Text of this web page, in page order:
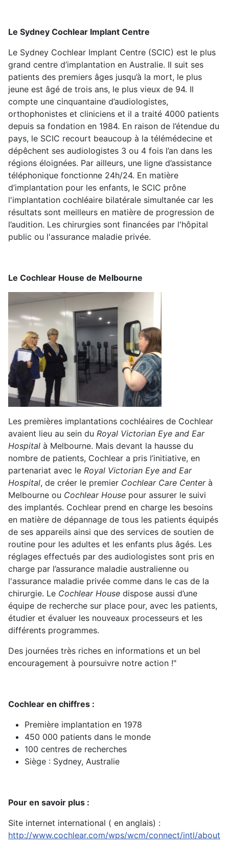
Le Sydney Cochlear Implant Centre
Le Sydney Cochlear Implant Centre (SCIC) est le plus
grand centre d’implantation en Australie. Il suit ses
patients des premiers âges jusqu’à la mort, le plus
jeune est âgé de trois ans, le plus vieux de 94. Il
compte une cinquantaine d’audiologistes,
orthophonistes et cliniciens et il a traité 4000 patients
depuis sa fondation en 1984. En raison de l’étendue du
pays, le SCIC recourt beaucoup à la télémédecine et
dépêchent ses audiologistes 3 ou 4 fois l’an dans les
régions éloignées. Par ailleurs, une ligne d’assistance
téléphonique fonctionne 24h/24. En matière
d’implantation pour les enfants, le SCIC prône
l'implantation cochléaire bilatérale simultanée car les
résultats sont meilleurs en matière de progression de
l’audition. Les chirurgies sont financées par l'hôpital
public ou l'assurance maladie privée.
Le Cochlear House de Melbourne
Les premières implantations cochléaires de Cochlear
avaient lieu au sein du Royal Victorian Eye and Ear
Hospital à Melbourne. Mais devant la hausse du
nombre de patients, Cochlear a pris l’initiative, en
partenariat avec le Royal Victorian Eye and Ear
Hospital, de créer le premier Cochlear Care Center à
Melbourne ou Cochlear House pour assurer le suivi
des implantés. Cochlear prend en charge les besoins
en matière de dépannage de tous les patients équipés
de ses appareils ainsi que des services de soutien de
routine pour les adultes et les enfants plus âgés. Les
réglages effectués par des audiologistes sont pris en
charge par l’assurance maladie australienne ou
l'assurance maladie privée comme dans le cas de la
chirurgie. Le Cochlear House dispose aussi d’une
équipe de recherche sur place pour, avec les patients,
étudier et évaluer les nouveaux processeurs et les
différents programmes.
Des journées très riches en informations et un bel
encouragement à poursuivre notre action !"
Cochlear en chiffres :
Première implantation en 1978
450 000 patients dans le monde
100 centres de recherches
Siège : Sydney, Australie
Pour en savoir plus :
Site internet international ( en anglais) :
http://www.cochlear.com/wps/wcm/connect/intl/about